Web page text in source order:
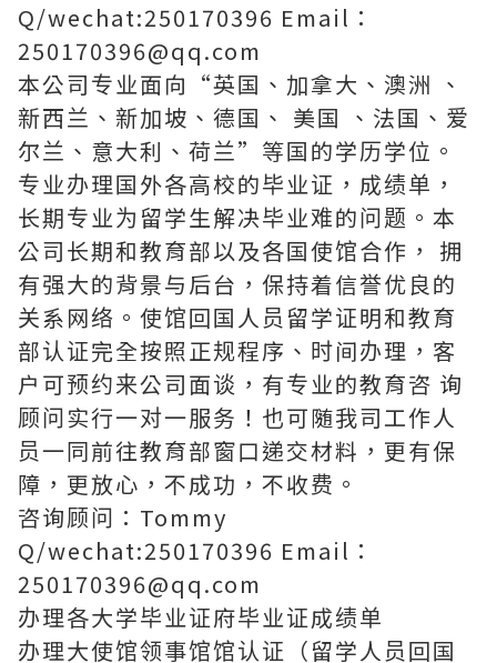
Q/wechat:250170396 Email：
250170396@qq.com
本公司专业面向“英国、加拿大、澳洲 、
新西兰、新加坡、德国、 美国 、法国、爱
尔兰、意大利、荷兰”等国的学历学位。
专业办理国外各高校的毕业证，成绩单，
长期专业为留学生解决毕业难的问题。本
公司长期和教育部以及各国使馆合作， 拥
有强大的背景与后台，保持着信誉优良的
关系网络。使馆回国人员留学证明和教育
部认证完全按照正规程序、时间办理，客
户可预约来公司面谈，有专业的教育咨 询
顾问实行一对一服务！也可随我司工作人
员一同前往教育部窗口递交材料，更有保
障，更放心，不成功，不收费。
咨询顾问：Tommy
Q/wechat:250170396 Email：
250170396@qq.com
办理各大学毕业证府毕业证成绩单
办理大使馆领事馆馆认证（留学人员回国